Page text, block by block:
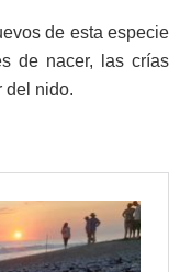
de esta especie
de nacer, las crías
del nido.